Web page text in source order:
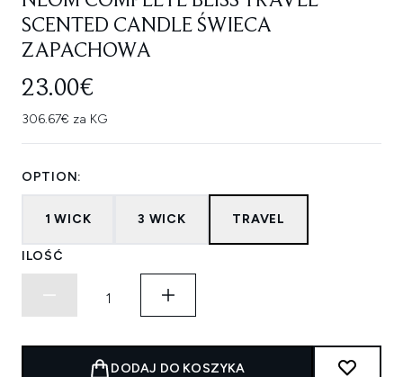
SCENTED CANDLE ŚWIECA
ZAPACHOWA
23.00€
306.67€ za KG
OPTION:
1 WICK 3 WICK TRAVEL
ILOŚĆ
DODAJ DO KOSZYKA